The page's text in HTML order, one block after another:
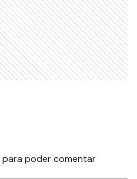
para poder comentar